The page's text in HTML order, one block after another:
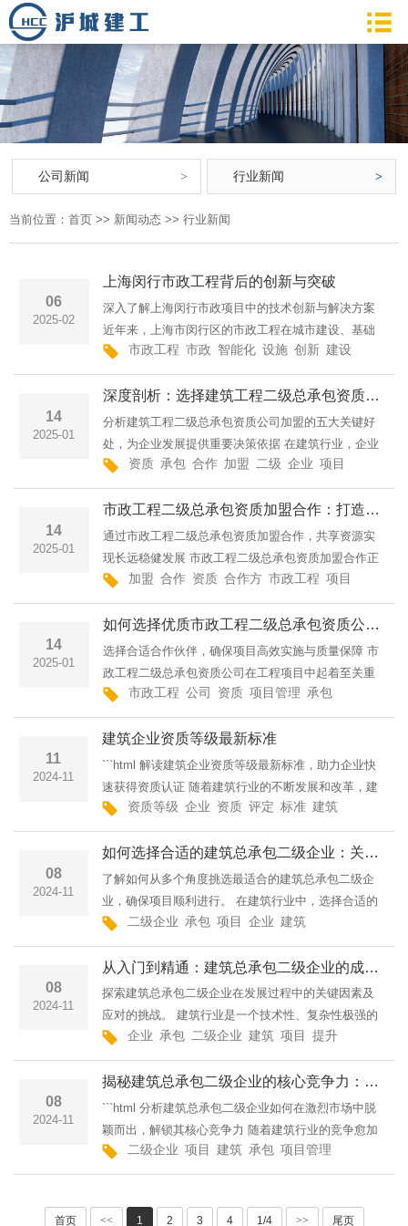
公司新闻 行业新闻
当前位置： 首页 >> 新闻动态 >> 行业新闻
06
2025-02
上海闵行市政工程背后的创新与突破
深入了解上海闵行市政项目中的技术创新与解决方案
近年来，上海市闵行区的市政工程在城市建设、基础
设施提升方面取得了显著的突破。作为上海市的一个
重要城区，闵行不仅注重城市功能的完善，更在工程
项目中积极
市政工程 市政 智能化 设施 创新 建设
14
2025-01
深度剖析：选择建筑工程二级总承包资质公司加盟合作的五大优势
分析建筑工程二级总承包资质公司加盟的五大关键好
处，为企业发展提供重要决策依据 在建筑行业，企业
选择与二级总承包资质公司加盟合作的方式越来越受
到关注。随着建筑市场竞争的激烈和行业要求的不断
提高，企
资质 承包 合作 加盟 二级 企业 项目
14
2025-01
市政工程二级总承包资质加盟合作：打造稳健发展的合作新模式
通过市政工程二级总承包资质加盟合作，共享资源实
现长远稳健发展 市政工程二级总承包资质加盟合作正
成为当前行业中一种创新且有效的合作模式。它通过
集成资源、共享优势，帮助合作伙伴拓展市场、提升
竞争力，
加盟 合作 资质 合作方 市政工程 项目
14
2025-01
如何选择优质市政工程二级总承包资质公司进行合作？
选择合适合作伙伴，确保项目高效实施与质量保障 市
政工程二级总承包资质公司在工程项目中起着至关重
要的作用，特别是在复杂和规模较大的市政建设项目
中，选择一个具备实力和信誉的承包商至关重要。为
了确保合作
市政工程 公司 资质 项目管理 承包
11
2024-11
建筑企业资质等级最新标准
```html 解读建筑企业资质等级最新标准，助力企业快
速获得资质认证 随着建筑行业的不断发展和改革，建
筑企业资质等级的评定标准也在不断更新。为了更好
地适应市场需求和行业规范，国家和相关部门出台了
资质等级 企业 资质 评定 标准 建筑
08
2024-11
如何选择合适的建筑总承包二级企业：关键因素解析
了解如何从多个角度挑选最适合的建筑总承包二级企
业，确保项目顺利进行。 在建筑行业中，选择合适的
总承包二级企业对项目的成功至关重要。合适的企业
不仅能确保工程质量，还能在成本、时间和资源上实
现最优平衡
二级企业 承包 项目 企业 建筑
08
2024-11
从入门到精通：建筑总承包二级企业的成长与挑战
探索建筑总承包二级企业在发展过程中的关键因素及
应对的挑战。 建筑行业是一个技术性、复杂性极强的
领域，尤其是对于建筑总承包二级企业而言，成长的
道路充满了机遇与挑战。从初入行业的一个小企业，
到
企业 承包 二级企业 建筑 项目 提升
08
2024-11
揭秘建筑总承包二级企业的核心竞争力：成功的背后
```html 分析建筑总承包二级企业如何在激烈市场中脱
颖而出，解锁其核心竞争力 随着建筑行业的竞争愈加
激烈，建筑总承包二级企业在市场中逐渐崭露头角。
作为承接中小型建筑项目的重要力量，二级企业凭借
二级企业 项目 建筑 承包 项目管理
首页 << 1 2 3 4 1/4 >> 尾页